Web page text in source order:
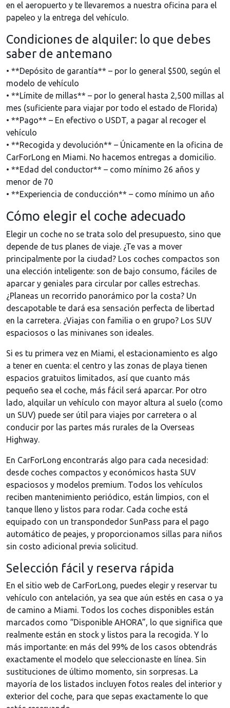
en el aeropuerto y te llevaremos a nuestra oficina para el
papeleo y la entrega del vehículo.
Condiciones de alquiler: lo que debes
saber de antemano
• **Depósito de garantía** – por lo general $500, según el
modelo de vehículo
• **Límite de millas** – por lo general hasta 2,500 millas al
mes (suficiente para viajar por todo el estado de Florida)
• **Pago** – En efectivo o USDT, a pagar al recoger el
vehículo
• **Recogida y devolución** – Únicamente en la oficina de
CarForLong en Miami. No hacemos entregas a domicilio.
• **Edad del conductor** – como mínimo 26 años y
menor de 70
• **Experiencia de conducción** – como mínimo un año
Cómo elegir el coche adecuado
Elegir un coche no se trata solo del presupuesto, sino que
depende de tus planes de viaje. ¿Te vas a mover
principalmente por la ciudad? Los coches compactos son
una elección inteligente: son de bajo consumo, fáciles de
aparcar y geniales para circular por calles estrechas.
¿Planeas un recorrido panorámico por la costa? Un
descapotable te dará esa sensación perfecta de libertad
en la carretera. ¿Viajas con familia o en grupo? Los SUV
espaciosos o las minivanes son ideales.
Si es tu primera vez en Miami, el estacionamiento es algo
a tener en cuenta: el centro y las zonas de playa tienen
espacios gratuitos limitados, así que cuanto más
pequeño sea el coche, más fácil será aparcar. Por otro
lado, alquilar un vehículo con mayor altura al suelo (como
un SUV) puede ser útil para viajes por carretera o al
conducir por las partes más rurales de la Overseas
Highway.
En CarForLong encontrarás algo para cada necesidad:
desde coches compactos y económicos hasta SUV
espaciosos y modelos premium. Todos los vehículos
reciben mantenimiento periódico, están limpios, con el
tanque lleno y listos para rodar. Cada coche está
equipado con un transpondedor SunPass para el pago
automático de peajes, y proporcionamos sillas para niños
sin costo adicional previa solicitud.
Selección fácil y reserva rápida
En el sitio web de CarForLong, puedes elegir y reservar tu
vehículo con antelación, ya sea que aún estés en casa o ya
de camino a Miami. Todos los coches disponibles están
marcados como “Disponible AHORA”, lo que significa que
realmente están en stock y listos para la recogida. Y lo
más importante: en más del 99% de los casos obtendrás
exactamente el modelo que seleccionaste en línea. Sin
sustituciones de último momento, sin sorpresas. La
mayoría de los listados incluyen fotos reales del interior y
exterior del coche, para que sepas exactamente lo que